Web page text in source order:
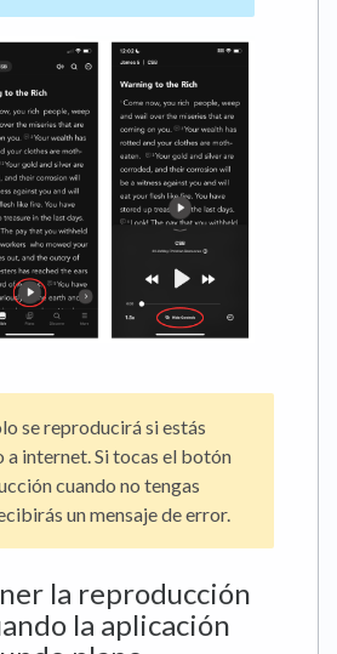
se reproducirá si estás
a internet. Si tocas el botón
cuando no tengas
un mensaje de error.
la reproducción
la aplicación